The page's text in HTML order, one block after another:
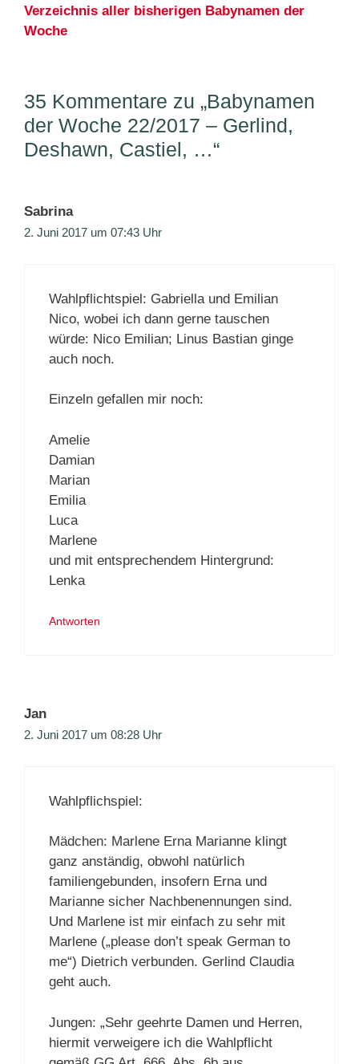
Verzeichnis aller bisherigen Babynamen der
Woche
35 Kommentare zu „Babynamen
der Woche 22/2017 – Gerlind,
Deshawn, Castiel, …“
Sabrina
2. Juni 2017 um 07:43 Uhr
Wahlpflichtspiel: Gabriella und Emilian
Nico, wobei ich dann gerne tauschen
würde: Nico Emilian; Linus Bastian ginge
auch noch.
Einzeln gefallen mir noch:
Amelie
Damian
Marian
Emilia
Luca
Marlene
und mit entsprechendem Hintergrund:
Lenka
Antworten
Jan
2. Juni 2017 um 08:28 Uhr
Wahlpflichspiel:
Mädchen: Marlene Erna Marianne klingt
ganz anständig, obwohl natürlich
familiengebunden, insofern Erna und
Marianne sicher Nachbenennungen sind.
Und Marlene ist mir einfach zu sehr mit
Marlene („please don’t speak German to
me“) Dietrich verbunden. Gerlind Claudia
geht auch.
Jungen: „Sehr geehrte Damen und Herren,
hiermit verweigere ich die Wahlpflicht